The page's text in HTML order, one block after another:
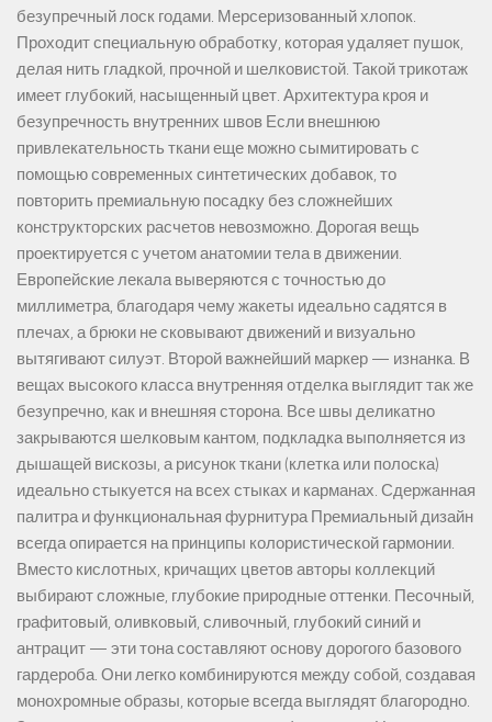
безупречный лоск годами. Мерсеризованный хлопок.
Проходит специальную обработку, которая удаляет пушок,
делая нить гладкой, прочной и шелковистой. Такой трикотаж
имеет глубокий, насыщенный цвет. Архитектура кроя и
безупречность внутренних швов Если внешнюю
привлекательность ткани еще можно сымитировать с
помощью современных синтетических добавок, то
повторить премиальную посадку без сложнейших
конструкторских расчетов невозможно. Дорогая вещь
проектируется с учетом анатомии тела в движении.
Европейские лекала выверяются с точностью до
миллиметра, благодаря чему жакеты идеально садятся в
плечах, а брюки не сковывают движений и визуально
вытягивают силуэт. Второй важнейший маркер — изнанка. В
вещах высокого класса внутренняя отделка выглядит так же
безупречно, как и внешняя сторона. Все швы деликатно
закрываются шелковым кантом, подкладка выполняется из
дышащей вискозы, а рисунок ткани (клетка или полоска)
идеально стыкуется на всех стыках и карманах. Сдержанная
палитра и функциональная фурнитура Премиальный дизайн
всегда опирается на принципы колористической гармонии.
Вместо кислотных, кричащих цветов авторы коллекций
выбирают сложные, глубокие природные оттенки. Песочный,
графитовый, оливковый, сливочный, глубокий синий и
антрацит — эти тона составляют основу дорогого базового
гардероба. Они легко комбинируются между собой, создавая
монохромные образы, которые всегда выглядят благородно.